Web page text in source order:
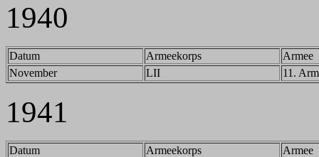
1940
Datum Armeekorps
Armee
November
LII 11.
1941
Datum Armeekorps
Armee